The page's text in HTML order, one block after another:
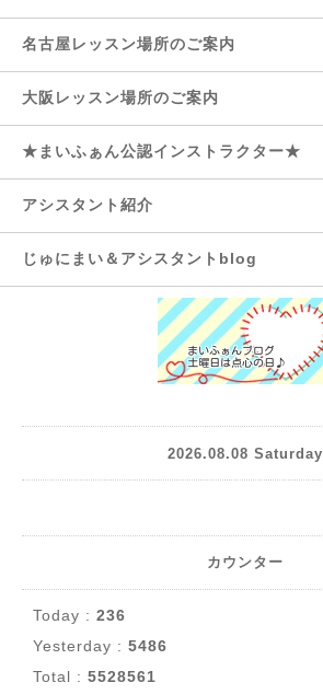
名古屋レッスン場所のご案内
大阪レッスン場所のご案内
★まいふぁん公認インストラクター★
アシスタント紹介
じゅにまい＆アシスタントblog
2026.08.08 Saturday
カウンター
Today : 236
Yesterday : 5486
Total : 5528561